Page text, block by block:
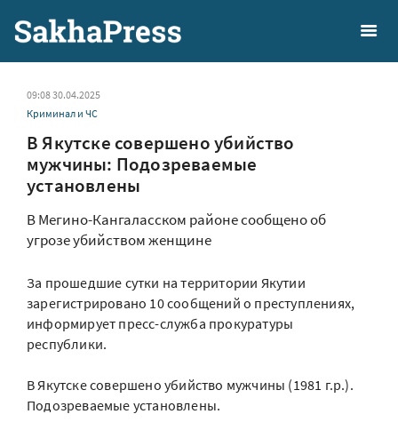
09:08 30.04.2025
Криминал и ЧС
В Якутске совершено убийство
мужчины: Подозреваемые
установлены
В Мегино-Кангаласском районе сообщено об
угрозе убийством женщине
За прошедшие сутки на территории Якутии
зарегистрировано 10 сообщений о преступлениях,
информирует пресс-служба прокуратуры
республики.
В Якутске совершено убийство мужчины (1981 г.р.).
Подозреваемые установлены.